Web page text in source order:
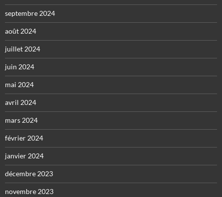
septembre 2024
août 2024
juillet 2024
juin 2024
mai 2024
avril 2024
mars 2024
février 2024
janvier 2024
décembre 2023
novembre 2023